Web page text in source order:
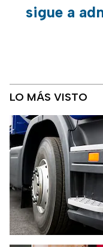
sigue a
LO MÁS VISTO